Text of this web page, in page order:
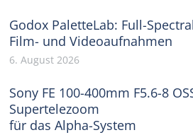
Godox PaletteLab: Full-
Film- und Videoaufnahmen
6. August 2026
Sony FE 100-400mm F5.6-8
Supertelezoom
für das Alpha-System